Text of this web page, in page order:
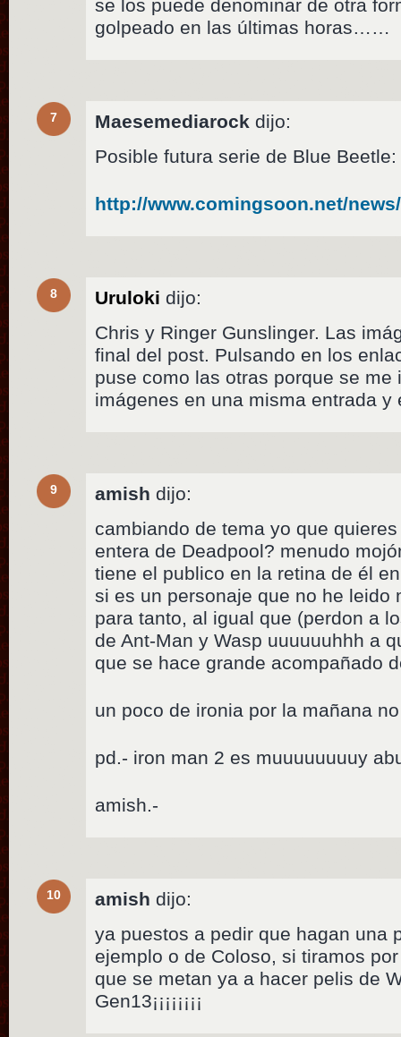
se los puede denominar de otra
golpeado en las últimas horas……
7 Maesemediarock dijo:
Posible futura serie de Blue Beetle:
http://www.comingsoon.net/
8 Uruloki dijo:
Chris y Ringer Gunslinger. Las
final del post. Pulsando en los
puse como las otras porque se me
imágenes en una misma entrada
9 amish dijo:
cambiando de tema yo que
entera de Deadpool? menudo
tiene el publico en la retina de él
si es un personaje que no he leido
para tanto, al igual que (perdon a
de Ant-Man y Wasp uuuuuuhhh a
que se hace grande acompañado
un poco de ironia por la mañana
pd.- iron man 2 es muuuuuuuuy
amish.-
10 amish dijo:
ya puestos a pedir que hagan una
ejemplo o de Coloso, si tiramos
que se metan ya a hacer pelis de
Gen13¡¡¡¡¡¡¡¡